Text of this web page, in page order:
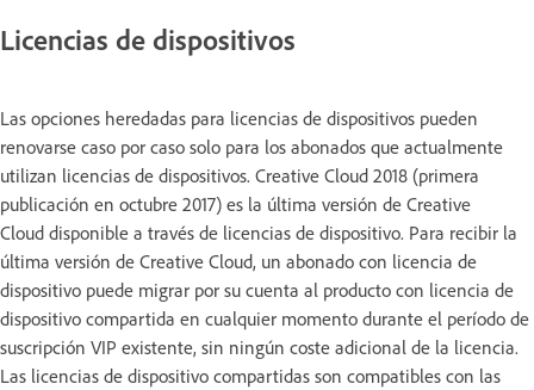
Licencias de dispositivos
Las opciones heredadas para licencias de dispositivos pueden
renovarse caso por caso solo para los abonados que actualmente
utilizan licencias de dispositivos. Creative Cloud 2018 (primera
publicación en octubre 2017) es la última versión de Creative
Cloud disponible a través de licencias de dispositivo. Para recibir la
última versión de Creative Cloud, un abonado con licencia de
dispositivo puede migrar por su cuenta al producto con licencia de
dispositivo compartida en cualquier momento durante el período de
suscripción VIP existente, sin ningún coste adicional de la licencia.
Las licencias de dispositivo compartidas son compatibles con las